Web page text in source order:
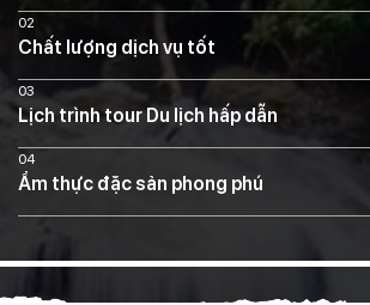
02
Chất lượng dịch vụ tốt
03
Lịch trình tour Du lịch hấp dẫn
04
Ẩm thực đặc sản phong phú